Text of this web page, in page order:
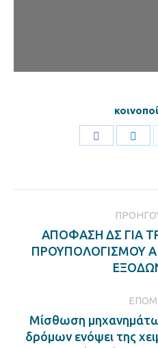
ΑΠΟΦΑΣΗ ΔΣ ΓΙΑ
ΠΡΟΥΠΟΛΟΓΙΣΜΟΥ
Μίσθωση
δρόμων ενόψει της